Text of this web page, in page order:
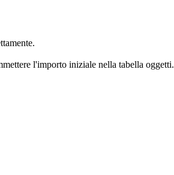
l'importo iniziale nella tabella oggetti.